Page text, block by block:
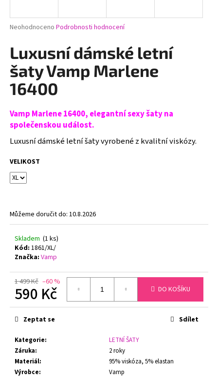
Průměrné
produktu
je
0,0
z
5
hvězdiček.
Neohodnoceno Podrobnosti hodnocení
Luxusní dámské letní
šaty Vamp Marlene
16400
Vamp Marlene 16400, elegantní sexy šaty na
společenskou událost.
Luxusní dámské letní šaty vyrobené z kvalitní viskózy.
VELIKOST
Můžeme doručit do: 10.8.2026
Skladem (1 ks)
Kód: 1861/XL/
Značka: Vamp
1 499 Kč –60 %
590 Kč
Měrná
cena:
DO KOŠÍKU
Kategorie:
LETNÍ ŠATY
Záruka:
2 roky
Materiál:
95% viskóza, 5% elastan
Výrobce: Vamp
Zeptat se Sdílet
j
t
?
HLEDAT
o
p
o
u
č
m
e
GINA
DÁMSKÉ
KALHOTKY
KLASICKÝ
BAMBOO
GINA
00019
199